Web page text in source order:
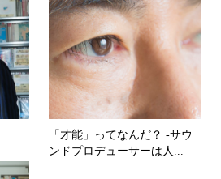
「才能」ってなんだ？ -サウ
ンドプロデューサーは人...